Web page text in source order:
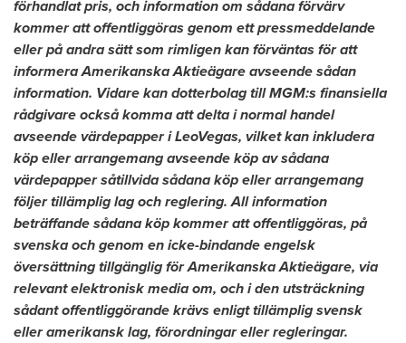
förhandlat pris, och information om sådana förvärv
kommer att offentliggöras genom ett pressmeddelande
eller på andra sätt som rimligen kan förväntas för att
informera Amerikanska Aktieägare avseende sådan
information. Vidare kan dotterbolag till MGM:s finansiella
rådgivare också komma att delta i normal handel
avseende värdepapper i LeoVegas, vilket kan inkludera
köp eller arrangemang avseende köp av sådana
värdepapper såtillvida sådana köp eller arrangemang
följer tillämplig lag och reglering. All information
beträffande sådana köp kommer att offentliggöras, på
svenska och genom en icke-bindande engelsk
översättning tillgänglig för Amerikanska Aktieägare, via
relevant elektronisk media om, och i den utsträckning
sådant offentliggörande krävs enligt tillämplig svensk
eller amerikansk lag, förordningar eller regleringar.